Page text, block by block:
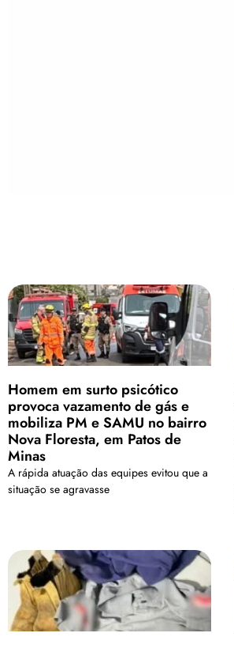
Homem em surto psicótico
provoca vazamento de gás e
mobiliza PM e SAMU no bairro
Nova Floresta, em Patos de
Minas
A rápida atuação das equipes evitou que a
situação se agravasse